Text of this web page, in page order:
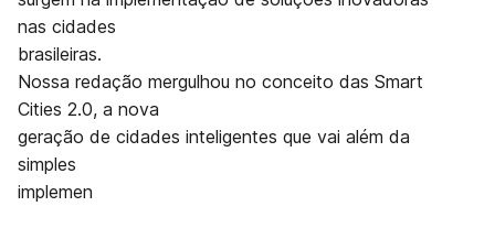
nas cidades
brasileiras.
Nossa redação mergulhou no conceito das Smart
Cities 2.0, a nova
geração de cidades inteligentes que vai além da
simples
implemen